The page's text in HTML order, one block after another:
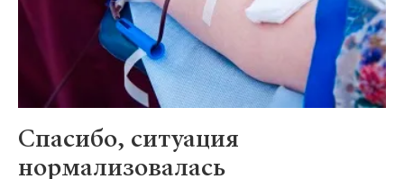
Спасибо, ситуация
нормализовалась